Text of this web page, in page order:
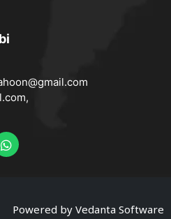
,
Powered by Vedanta Software